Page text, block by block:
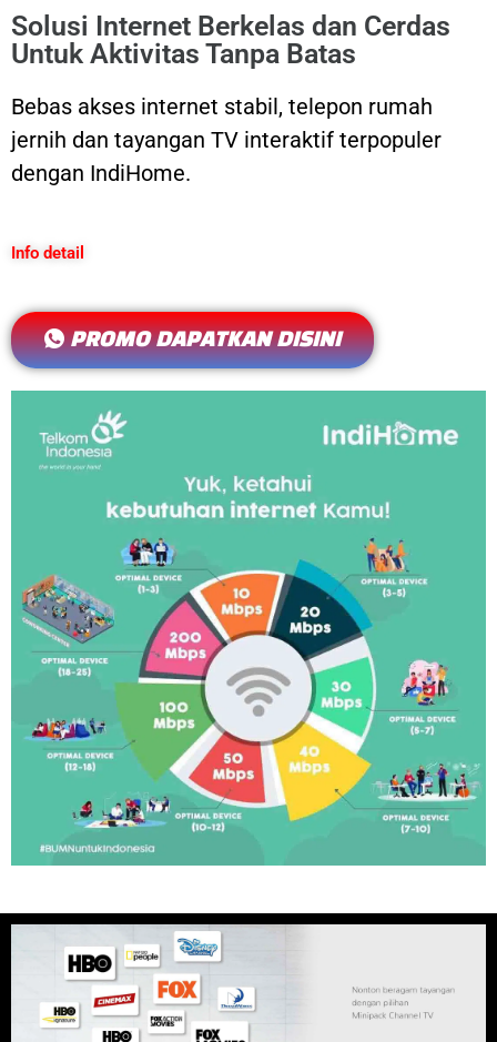
Solusi Internet Berkelas dan Cerdas
Untuk Aktivitas Tanpa Batas
Bebas akses internet stabil, telepon rumah
jernih dan tayangan TV interaktif terpopuler
dengan IndiHome.
Info detail
PROMO DAPATKAN DISINI